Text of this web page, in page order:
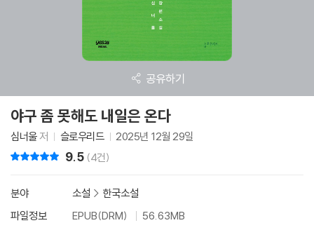
공유하기
야구 좀 못해도 내일은 온다
심너울저 슬로우리드 2025년 12월 29일
9.5 (4건)
분야 소설 > 한국소설
파일정보
EPUB(DRM)
56.63MB